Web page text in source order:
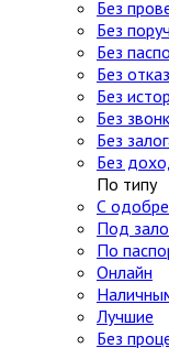
Без
Без
Без
Без
Без
Без
Без
Без
По типу
С
Под
По
Онлайн
Лучшие
Без